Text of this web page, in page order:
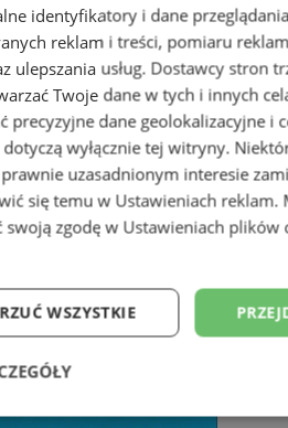
identyfikatory i dane
reklam i treści, pomiaru
ulepszania usług. Dostawcy stron
Twoje dane w tych i innych
precyzyjne dane geolokalizacyjne i
wyłącznie tej witryny.
uzasadnionym interesie
się temu w Ustawieniach reklam.
zgodę w Ustawieniach plików
WSZYSTKIE
Wydajność